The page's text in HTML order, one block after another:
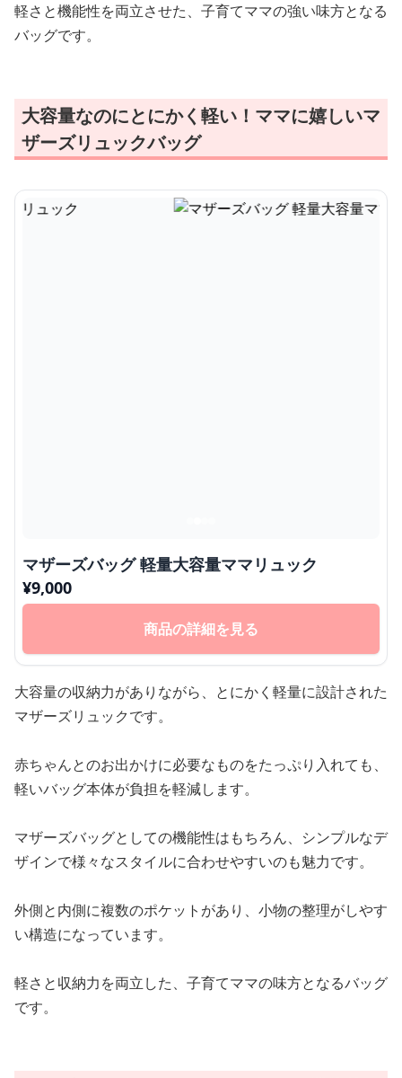
軽さと機能性を両立させた、子育てママの強い味方となる
バッグです。
大容量なのにとにかく軽い！ママに嬉しいマ
ザーズリュックバッグ
マザーズバッグ 軽量大容量ママリュック
¥9,000
商品の詳細を見る
大容量の収納力がありながら、とにかく軽量に設計された
マザーズリュックです。
赤ちゃんとのお出かけに必要なものをたっぷり入れても、
軽いバッグ本体が負担を軽減します。
マザーズバッグとしての機能性はもちろん、シンプルなデ
ザインで様々なスタイルに合わせやすいのも魅力です。
外側と内側に複数のポケットがあり、小物の整理がしやす
い構造になっています。
軽さと収納力を両立した、子育てママの味方となるバッグ
です。